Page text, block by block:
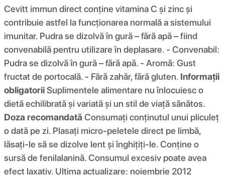
Cevitt immun direct conține vitamina C și zinc și
contribuie astfel la funcționarea normală a sistemului
imunitar. Pudra se dizolvă în gură – fără apă – fiind
convenabilă pentru utilizare în deplasare. - Convenabil:
Pudra se dizolvă în gură – fără apă. - Aromă: Gust
fructat de portocală. - Fără zahăr, fără gluten. Informații
obligatoriiSuplimentele alimentare nu înlocuiesc o
dietă echilibrată și variată și un stil de viață sănătos.
Doza recomandată Consumați conținutul unui pliculeț
o dată pe zi. Plasați micro-peletele direct pe limbă,
lăsați-le să se dizolve lent și înghițiți-le. Conține o
sursă de fenilalanină. Consumul excesiv poate avea
efect laxativ. Ultima actualizare: noiembrie 2012